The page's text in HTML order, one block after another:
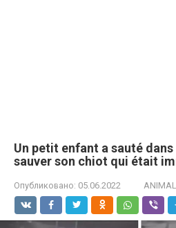
Un petit enfant a sauté
sauver son chiot qui était
Опубликовано: 05.06.2022